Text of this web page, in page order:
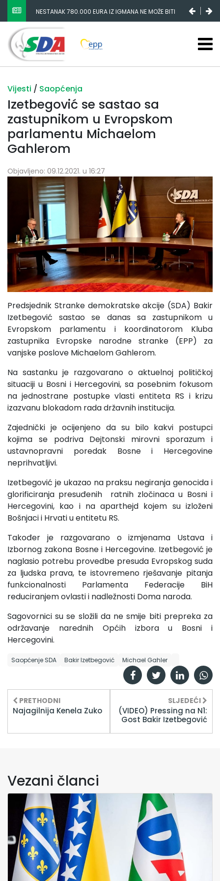
NESTANAK 780.000 EURA IZ IGMANA NE MOŽE BITI
SLUČAJNI PREVID, ODGOVORNOST MORAJU SNOSITI
VLADA FBIH I NJENI KADROVI
Vijesti / Saopćenja
Izetbegović se sastao sa
zastupnikom u Evropskom
parlamentu Michaelom
Gahlerom
Objavljeno: 09.12.2021. u 16:27
Predsjednik Stranke demokratske akcije (SDA) Bakir
Izetbegović sastao se danas sa zastupnikom u
Evropskom parlamentu i koordinatorom Kluba
zastupnika Evropske narodne stranke (EPP) za
vanjske poslove Michaelom Gahlerom.
Na sastanku je razgovarano o aktuelnoj političkoj
situaciji u Bosni i Hercegovini, sa posebnim fokusom
na jednostrane postupke vlasti entiteta RS i krizu
izazvanu blokadom rada državnih institucija.
Zajednički je ocijenjeno da su bilo kakvi postupci
kojima se podriva Dejtonski mirovni sporazum i
ustavnopravni poredak Bosne i Hercegovine
neprihvatljivi.
Izetbegović je ukazao na praksu negiranja genocida i
glorificiranja presuđenih ratnih zločinaca u Bosni i
Hercegovini, kao i na aparthejd kojem su izloženi
Bošnjaci i Hrvati u entitetu RS.
Također je razgovarano o izmjenama Ustava i
Izbornog zakona Bosne i Hercegovine. Izetbegović je
naglasio potrebu provedbe presuda Evropskog suda
za ljudska prava, te istovremeno rješavanje pitanja
funkcionalnosti Parlamenta Federacije BiH
reduciranjem ovlasti i nadležnosti Doma naroda.
Sagovornici su se složili da ne smije biti prepreka za
održavanje narednih Općih izbora u Bosni i
Hercegovini.
Saopćenje SDA Bakir Izetbegović Michael Gahler
PRETHODNI
Najagilnija Kenela Zuko
SLJEDEĆI
(VIDEO) Pressing na N1:
Gost Bakir Izetbegović
Vezani članci